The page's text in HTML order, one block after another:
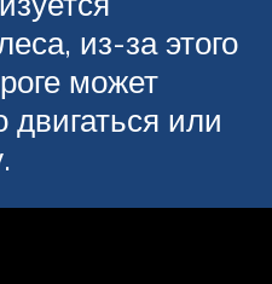
из-за этого
может
двигаться или